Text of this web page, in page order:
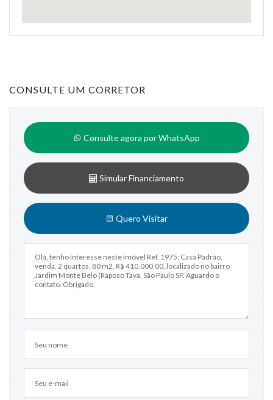
CONSULTE UM CORRETOR
Consulte agora por WhatsApp
Simular Financiamento
Quero Visitar